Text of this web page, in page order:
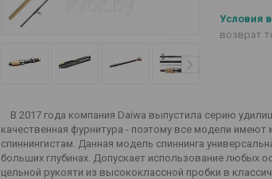
возврат
В 2017 года компания Daiwa выпустила серию
качественная фурнитура - поэтому все модели
спиннингистам. Данная модель спиннинга
больших глубинах. Допускает использование любых
цельной рукояти из высококлассной пробки в